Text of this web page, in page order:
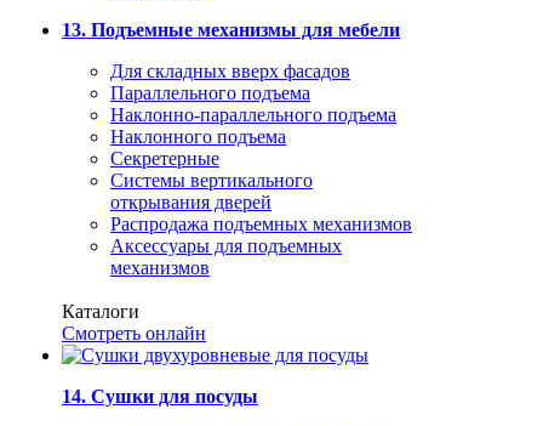
13. Подъемные механизмы для мебели
Для складных вверх фасадов
Параллельного подъема
Наклонно-параллельного подъема
Наклонного подъема
Секретерные
Системы вертикального
открывания дверей
Распродажа подъемных механизмов
Аксессуары для подъемных
механизмов
Каталоги
Смотреть онлайн
14. Сушки для посуды